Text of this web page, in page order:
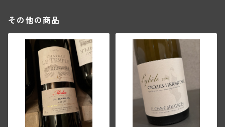
その他の商品